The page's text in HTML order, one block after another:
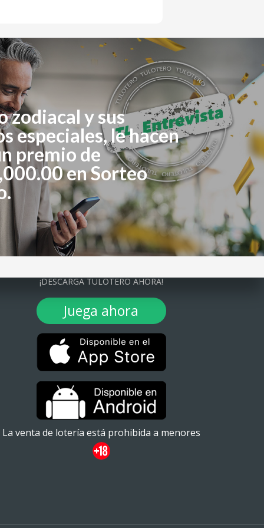
zodiacal y sus
especiales, le hacen
premio de
en Sorteo
¡DESCARGA TULOTERO AHORA!
Juega ahora
La venta de lotería está prohibida a menores